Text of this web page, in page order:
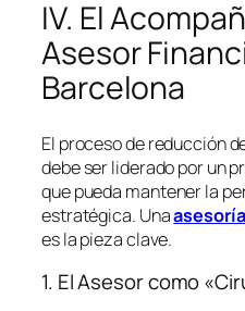
IV. El
Asesor
Barcelona
El proceso de reducción
debe ser liderado por un
que pueda mantener la
estratégica. Una
es la pieza clave.
1. El Asesor como